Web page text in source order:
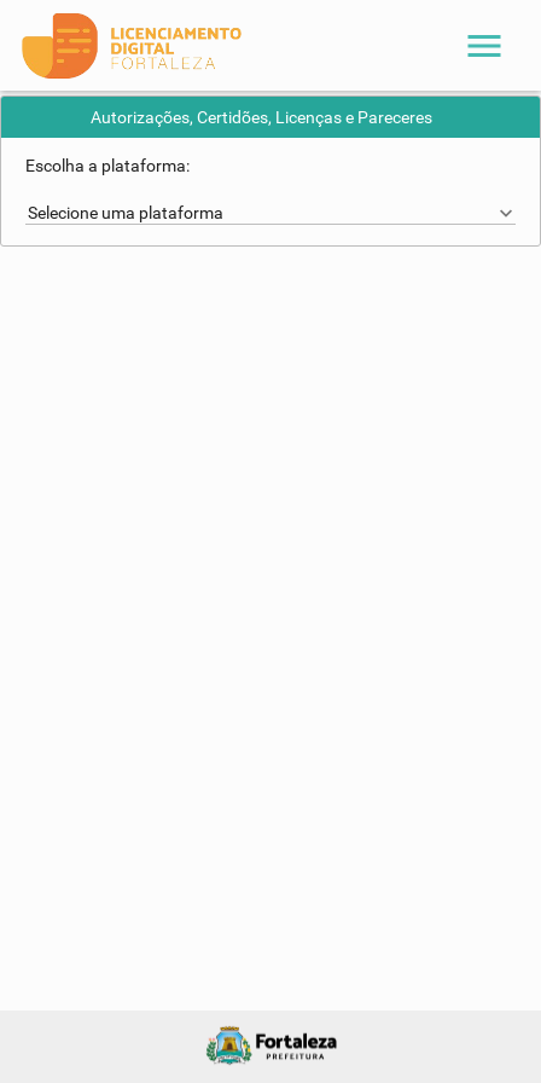
menu
Autorizações, Certidões, Licenças e Pareceres
Escolha a plataforma:
Selecione uma plataforma